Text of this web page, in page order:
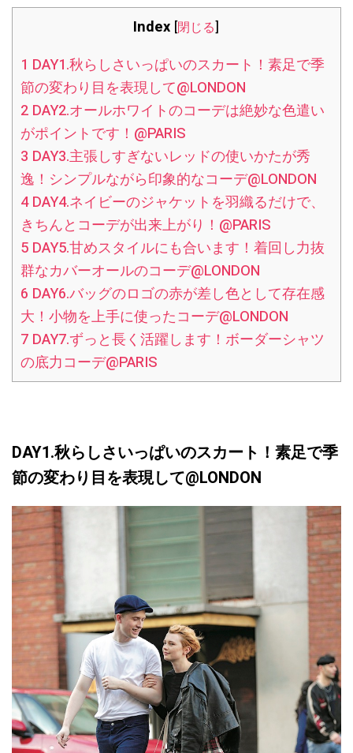
Index [閉じる]
1 DAY1.秋らしさいっぱいのスカート！素足で季
節の変わり目を表現して@LONDON
2DAY2.オールホワイトのコーデは絶妙な色遣い
がポイントです！@PARIS
3 DAY3.主張しすぎないレッドの使いかたが秀
逸！シンプルながら印象的なコーデ@LONDON
4DAY4.ネイビーのジャケットを羽織るだけで、
きちんとコーデが出来上がり！@PARIS
5DAY5.甘めスタイルにも合います！着回し力抜
群なカバーオールのコーデ@LONDON
6 DAY6.バッグのロゴの赤が差し色として存在感
大！小物を上手に使ったコーデ@LONDON
7DAY7.ずっと長く活躍します！ボーダーシャツ
の底力コーデ@PARIS
DAY1.秋らしさいっぱいのスカート！素足で季
節の変わり目を表現して@LONDON